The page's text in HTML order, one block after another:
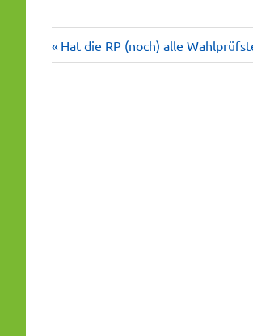
Vorheriger
Beitrag:
Hat die RP (noch) alle